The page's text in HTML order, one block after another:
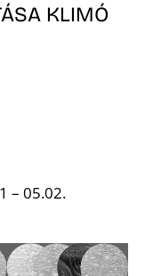
KLIMÓ
– 05.02.